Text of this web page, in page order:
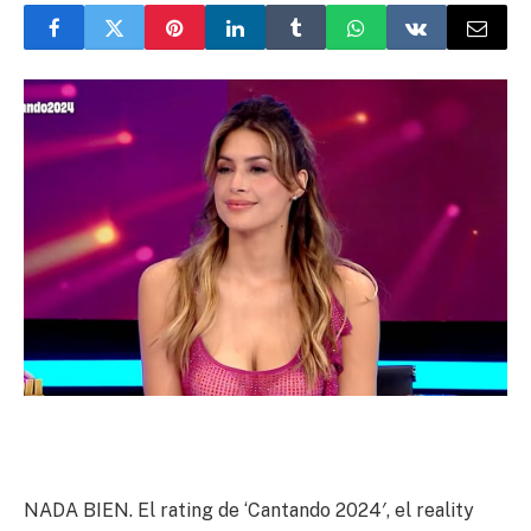
NADA BIEN. El rating de ‘Cantando 2024′, el reality